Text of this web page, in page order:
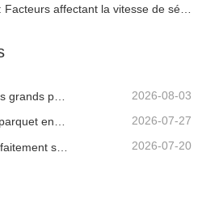
2026-08-03
Pourquoi la production de parquet en eucalyptus a-t-elle besoin d'un séchoir à placages ? 2026-07-27
2026-07-20